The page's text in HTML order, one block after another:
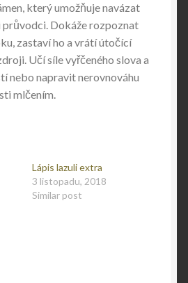
který umožňuje navázat
Dokáže rozpoznat
zastaví ho a vrátí útočící
Učí síle vyřčeného slova a
nebo napravit nerovnováhu
mlčením.
Lápis lazuli extra
3 listopadu, 2018
Similar post